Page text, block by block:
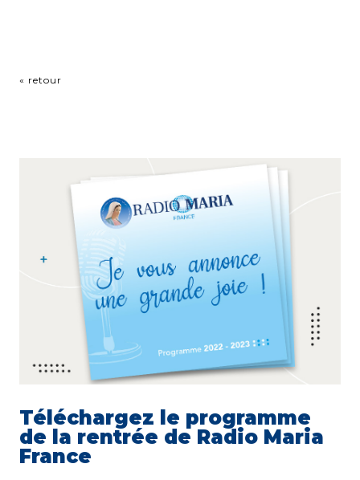
« retour
Téléchargez le programme
de la rentrée de Radio Maria
France